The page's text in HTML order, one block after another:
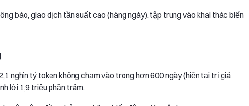
báo, giao dịch tần suất cao (hàng ngày), tập trung vào khai thác biến
nghìn tỷ token không chạm vào trong hơn 600 ngày (hiện tại trị giá
lời 1,9 triệu phần trăm.